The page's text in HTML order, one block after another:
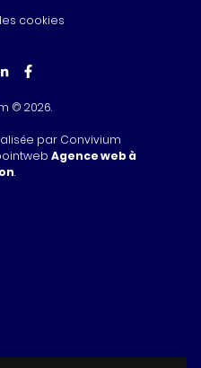
cookies
© 2026.
par Convivium
Agence web à
.